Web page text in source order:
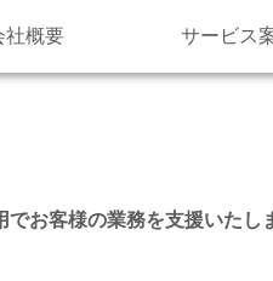
社概要 サービス
お客様の業務を支援いたし